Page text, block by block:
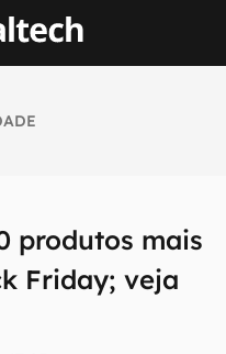
produtos mais
Friday; veja
em primeira